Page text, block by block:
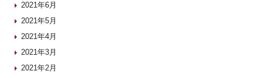
2021年6月
2021年5月
2021年4月
2021年3月
2021年2月